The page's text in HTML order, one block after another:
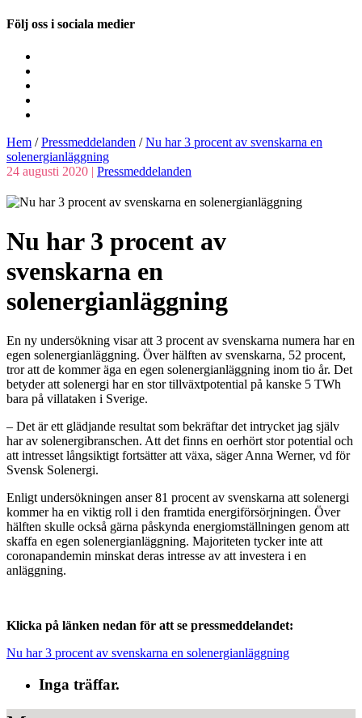
Följ oss i sociala medier
Hem /Pressmeddelanden /Nu har 3 procent av svenskarna en
solenergianläggning
24 augusti 2020 | Pressmeddelanden
Nu har 3 procent av
svenskarna en
solenergianläggning
En ny undersökning visar att 3 procent av svenskarna numera har en
egen solenergianläggning. Över hälften av svenskarna, 52 procent,
tror att de kommer äga en egen solenergianläggning inom tio år. Det
betyder att solenergi har en stor tillväxtpotential på kanske 5 TWh
bara på villataken i Sverige.
– Det är ett glädjande resultat som bekräftar det intrycket jag själv
har av solenergibranschen. Att det finns en oerhört stor potential och
att intresset långsiktigt fortsätter att växa, säger Anna Werner, vd för
Svensk Solenergi.
Enligt undersökningen anser 81 procent av svenskarna att solenergi
kommer ha en viktig roll i den framtida energiförsörjningen. Över
hälften skulle också gärna påskynda energiomställningen genom att
skaffa en egen solenergianläggning. Majoriteten tycker inte att
coronapandemin minskat deras intresse av att investera i en
anläggning.
Klicka på länken nedan för att se pressmeddelandet:
Nu har 3 procent av svenskarna en solenergianläggning
Inga träffar.